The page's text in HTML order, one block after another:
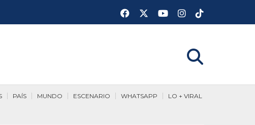
LO + VIRAL
WHATSAPP
ESCENARIO
MUNDO
PAÍS